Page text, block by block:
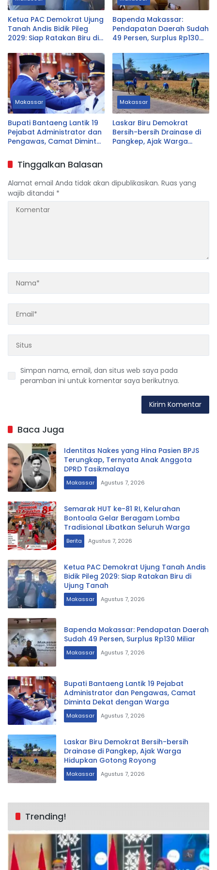
Ketua PAC Demokrat Ujung
Tanah Andis Bidik Pileg
2029: Siap Ratakan Biru di
Bapenda Makassar:
Pendapatan Daerah Sudah
49 Persen, Surplus Rp130
Makassar
Bupati Bantaeng Lantik 19
Pejabat Administrator dan
Pengawas, Camat Diminta
Makassar
Laskar Biru Demokrat
Bersih-bersih Drainase di
Pangkep, Ajak Warga
Tinggalkan Balasan
Alamat email Anda tidak akan dipublikasikan. Ruas yang
wajib ditandai *
Simpan nama, email, dan situs web saya pada
peramban ini untuk komentar saya berikutnya.
Baca Juga
Identitas Nakes yang Hina Pasien BPJS
Terungkap, Ternyata Anak Anggota
DPRD Tasikmalaya
Makassar Agustus 7, 2026
Semarak HUT ke-81 RI, Kelurahan
Bontoala Gelar Beragam Lomba
Tradisional Libatkan Seluruh Warga
Berita Agustus 7, 2026
Ketua PAC Demokrat Ujung Tanah Andis
Bidik Pileg 2029: Siap Ratakan Biru di
Ujung Tanah
Makassar Agustus 7, 2026
Bapenda Makassar: Pendapatan Daerah
Sudah 49 Persen, Surplus Rp130 Miliar
Makassar Agustus 7, 2026
Bupati Bantaeng Lantik 19 Pejabat
Administrator dan Pengawas, Camat
Diminta Dekat dengan Warga
Makassar Agustus 7, 2026
Laskar Biru Demokrat Bersih-bersih
Drainase di Pangkep, Ajak Warga
Hidupkan Gotong Royong
Makassar Agustus 7, 2026
Trending!